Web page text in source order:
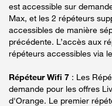
est accessible sur
Max, et les 2 répéteurs
accessibles de manière
précédente. L’accès aux
répéteurs accessibles via
Répéteur Wifi 7 : Les
demande pour les offres
d'Orange. Le premier